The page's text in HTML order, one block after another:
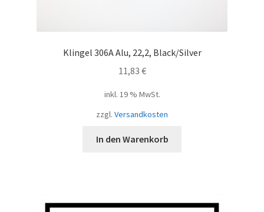
Klingel 306A Alu, 22,2, Black/Silver
11,83 €
inkl. 19 % MwSt.
zzgl. Versandkosten
In den Warenkorb